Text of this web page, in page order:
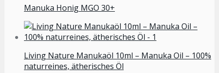
Manuka Honig MGO 30+
Living Nature Manukaöl 10ml – Manuka Oil – 100%
naturreines, ätherisches Öl